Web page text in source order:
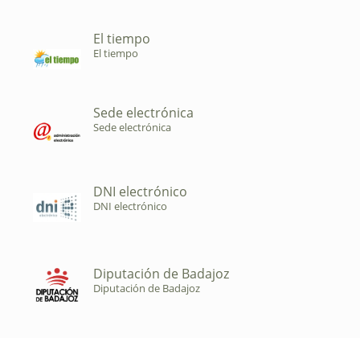
El tiempo
El tiempo
Sede electrónica
Sede electrónica
DNI electrónico
DNI electrónico
Diputación de Badajoz
Diputación de Badajoz